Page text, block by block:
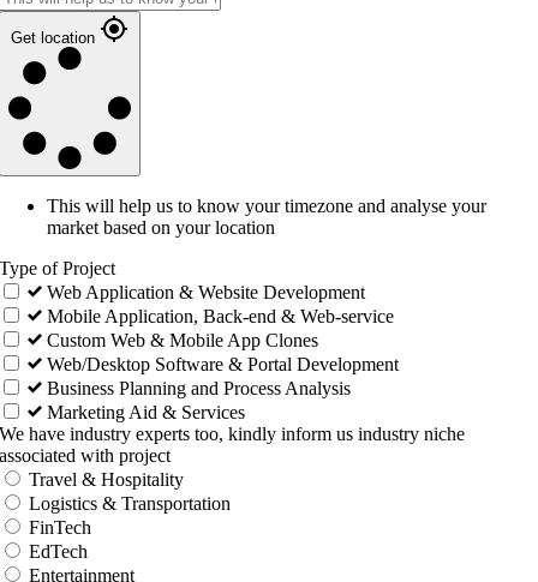
Get location
This will help us to know your timezone and analyse your
market based on your location
Type of Project
Web Application & Website Development
Mobile Application, Back-end & Web-service
Custom Web & Mobile App Clones
Web/Desktop Software & Portal Development
Business Planning and Process Analysis
Marketing Aid & Services
We have industry experts too, kindly inform us industry niche
associated with project
Travel & Hospitality
Logistics & Transportation
FinTech
EdTech
Entertainment